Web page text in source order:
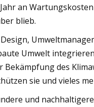
an
blieb.
Umwelt
des
sie und vieles
und